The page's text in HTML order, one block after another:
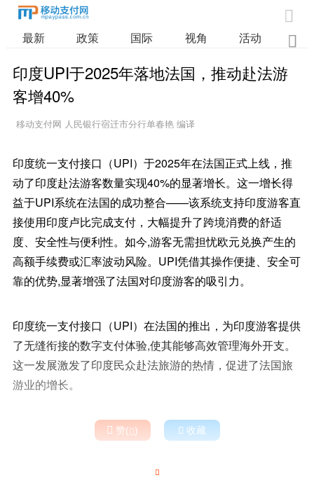

最新 政策 国际 视角 活动 业

印度UPI于2025年落地法国，推动赴法游
客增40%
移动支付网 人民银行宿迁市分行单春艳 编译
印度统一支付接口（UPI）于2025年在法国正式上线，推
动了印度赴法游客数量实现40%的显著增长。这一增长得
益于UPI系统在法国的成功整合——该系统支持印度游客直
接使用印度卢比完成支付，大幅提升了跨境消费的舒适
度、安全性与便利性。如今,游客无需担忧欧元兑换产生的
高额手续费或汇率波动风险。UPI凭借其操作便捷、安全可
靠的优势,显著增强了法国对印度游客的吸引力。
印度统一支付接口（UPI）在法国的推出，为印度游客提供
了无缝衔接的数字支付体验,使其能够高效管理海外开支。
这一发展激发了印度民众赴法旅游的热情，促进了法国旅
游业的增长。
 赞()  收藏
